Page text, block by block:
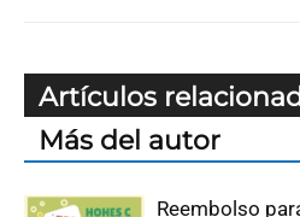
Artículos
Más del autor
Reembolso